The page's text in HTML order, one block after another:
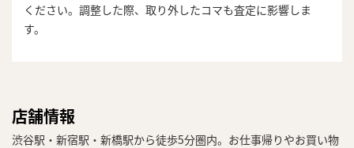
ください。調整した際、取り外したコマも査定に影響しま
す。
店舗情報
渋谷駅・新宿駅・新橋駅から徒歩5分圏内。お仕事帰りやお買い物